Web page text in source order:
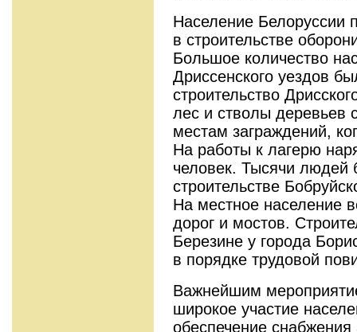
Население Белоруссии
в строительстве
Большое количество
Дриссенского уездов
строительство
лес и стволы деревьев
местам заграждений,
На работы к лагерю
человек. Тысячи людей
строительстве
На местное население
дорог и мостов.
Березине у города
в порядке трудовой
Важнейшим
широкое участие
обеспечение